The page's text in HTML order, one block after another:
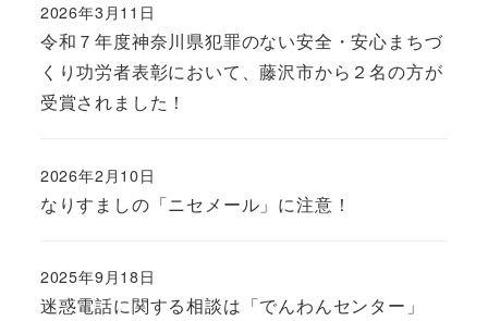
令和７年度神奈川県犯罪のない安全・安心まちづ
くり功労者表彰において、藤沢市から２名の方が
受賞されました！
2026年3月11日
なりすましの「ニセメール」に注意！
2026年2月10日
迷惑電話に関する相談は「でんわんセンター」
2025年9月18日